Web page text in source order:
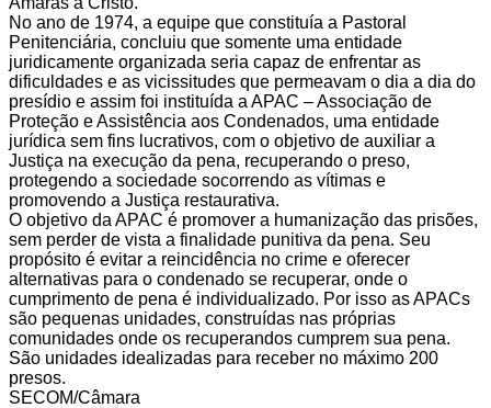
No ano de 1974, a equipe que constituía a Pastoral
Penitenciária, concluiu que somente uma entidade
juridicamente organizada seria capaz de enfrentar as
dificuldades e as vicissitudes que permeavam o dia a dia do
presídio e assim foi instituída a APAC – Associação de
Proteção e Assistência aos Condenados, uma entidade
jurídica sem fins lucrativos, com o objetivo de auxiliar a
Justiça na execução da pena, recuperando o preso,
protegendo a sociedade socorrendo as vítimas e
promovendo a Justiça restaurativa.
O objetivo da APAC é promover a humanização das prisões,
sem perder de vista a finalidade punitiva da pena. Seu
propósito é evitar a reincidência no crime e oferecer
alternativas para o condenado se recuperar, onde o
cumprimento de pena é individualizado. Por isso as APACs
são pequenas unidades, construídas nas próprias
comunidades onde os recuperandos cumprem sua pena.
São unidades idealizadas para receber no máximo 200
presos.
SECOM/Câmara